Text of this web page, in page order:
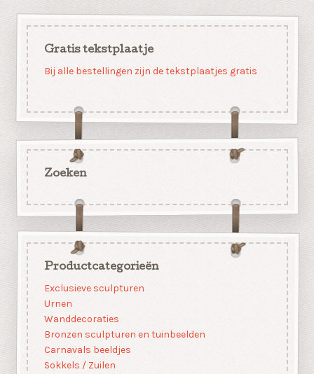
Gratis tekstplaatje
Bij alle bestellingen zijn de tekstplaatjes gratis
Zoeken
Productcategorieën
Exclusieve sculpturen
Urnen
Wanddecoraties
Bronzen sculpturen en tuinbeelden
Carnavals beeldjes
Sokkels / Zuilen